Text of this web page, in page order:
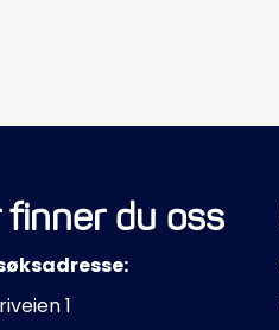
finner du oss
1